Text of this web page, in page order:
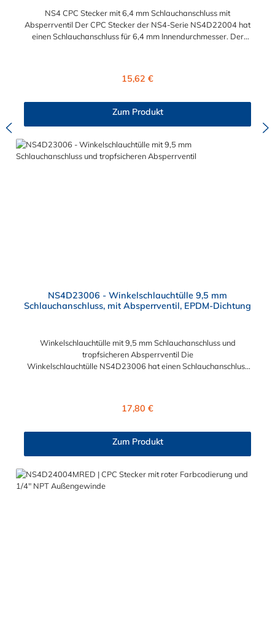
NS4 CPC Stecker mit 6,4 mm Schlauchanschluss mit
Absperrventil Der CPC Stecker der NS4-Serie NS4D22004 hat
einen Schlauchanschluss für 6,4 mm Innendurchmesser. Der
von ≈ 11,2 mm. Sie können diesen Stecker mit allen CPC-
Regulärer Preis:
15,62 €
Zum Produkt
NS4D23006 - Winkelschlauchtülle 9,5 mm
Schlauchanschluss, mit Absperrventil, EPDM-Dichtung
Winkelschlauchtülle mit 9,5 mm Schlauchanschluss und
tropfsicheren Absperrventil Die
Winkelschlauchtülle NS4D23006 hat einen Schlauchanschluss
aus EPDM. Das Verbindungsstück zur Schlauchkupplung, hat
Kupplungen der NS4-Serie kombinieren.
Regulärer Preis:
17,80 €
Zum Produkt